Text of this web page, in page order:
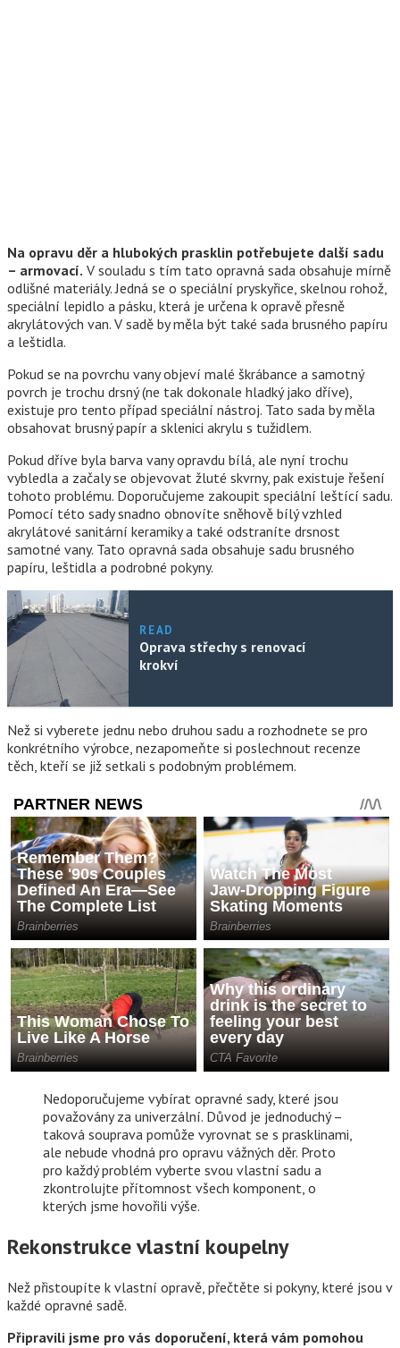
Na opravu děr a hlubokých prasklin potřebujete další sadu
– armovací. V souladu s tím tato opravná sada obsahuje mírně
odlišné materiály. Jedná se o speciální pryskyřice, skelnou rohož,
speciální lepidlo a pásku, která je určena k opravě přesně
akrylátových van. V sadě by měla být také sada brusného papíru
a leštidla.
Pokud se na povrchu vany objeví malé škrábance a samotný
povrch je trochu drsný (ne tak dokonale hladký jako dříve),
existuje pro tento případ speciální nástroj. Tato sada by měla
obsahovat brusný papír a sklenici akrylu s tužidlem.
Pokud dříve byla barva vany opravdu bílá, ale nyní trochu
vybledla a začaly se objevovat žluté skvrny, pak existuje řešení
tohoto problému. Doporučujeme zakoupit speciální leštící sadu.
Pomocí této sady snadno obnovíte sněhově bílý vzhled
akrylátové sanitární keramiky a také odstraníte drsnost
samotné vany. Tato opravná sada obsahuje sadu brusného
papíru, leštidla a podrobné pokyny.
READ
Oprava střechy s renovací
krokví
Než si vyberete jednu nebo druhou sadu a rozhodnete se pro
konkrétního výrobce, nezapomeňte si poslechnout recenze
těch, kteří se již setkali s podobným problémem.
Nedoporučujeme vybírat opravné sady, které jsou
považovány za univerzální. Důvod je jednoduchý –
taková souprava pomůže vyrovnat se s prasklinami,
ale nebude vhodná pro opravu vážných děr. Proto
pro každý problém vyberte svou vlastní sadu a
zkontrolujte přítomnost všech komponent, o
kterých jsme hovořili výše.
Rekonstrukce vlastní koupelny
Než přistoupíte k vlastní opravě, přečtěte si pokyny, které jsou v
každé opravné sadě.
Připravili jsme pro vás doporučení, která vám pomohou